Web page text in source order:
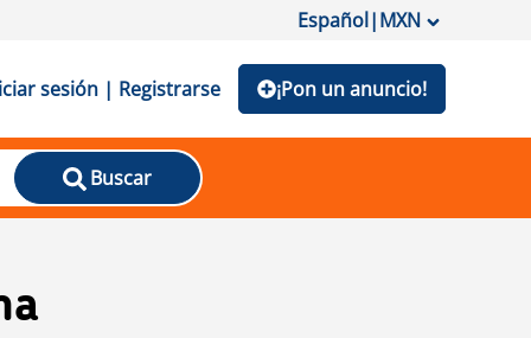
Español|MXN
sesión | Registrarse ¡Pon un anuncio!
Buscar